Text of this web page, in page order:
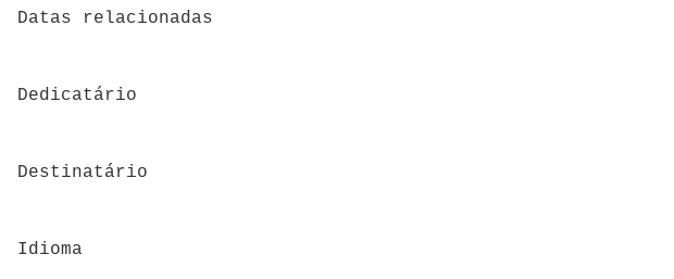
Datas relacionadas
Dedicatário
Destinatário
Idioma